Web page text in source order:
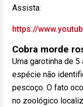
Assista:
https://
Cobra morde
Uma garotinha de
espécie não
pescoço. O fato
no zoológico